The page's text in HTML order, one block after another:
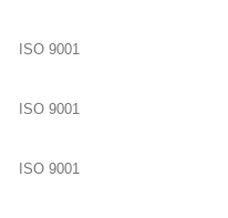
ISO 9001
ISO 9001
ISO 9001